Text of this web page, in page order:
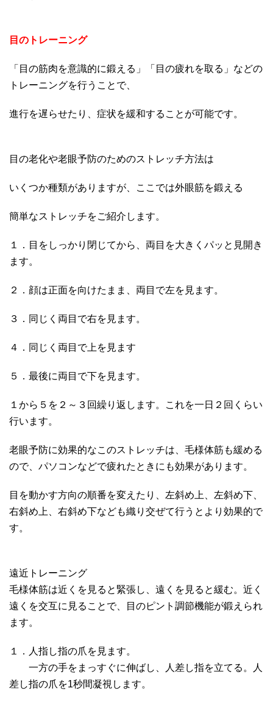
目のトレーニング
「目の筋肉を意識的に鍛える」「目の疲れを取る」などの
トレーニングを行うことで、
進行を遅らせたり、症状を緩和することが可能です。
目の老化や老眼予防のためのストレッチ方法は
いくつか種類がありますが、ここでは外眼筋を鍛える
簡単なストレッチをご紹介します。
１．目をしっかり閉じてから、両目を大きくパッと見開き
ます。
２．顔は正面を向けたまま、両目で左を見ます。
３．同じく両目で右を見ます。
４．同じく両目で上を見ます
５．最後に両目で下を見ます。
１から５を２～３回繰り返します。これを一日２回くらい
行います。
老眼予防に効果的なこのストレッチは、毛様体筋も緩める
ので、パソコンなどで疲れたときにも効果があります。
目を動かす方向の順番を変えたり、左斜め上、左斜め下、
右斜め上、右斜め下なども織り交ぜて行うとより効果的で
す。
遠近トレーニング
毛様体筋は近くを見ると緊張し、遠くを見ると緩む。近く
遠くを交互に見ることで、目のピント調節機能が鍛えられ
ます。
１．人指し指の爪を見ます。
一方の手をまっすぐに伸ばし、人差し指を立てる。人
差し指の爪を1秒間凝視します。